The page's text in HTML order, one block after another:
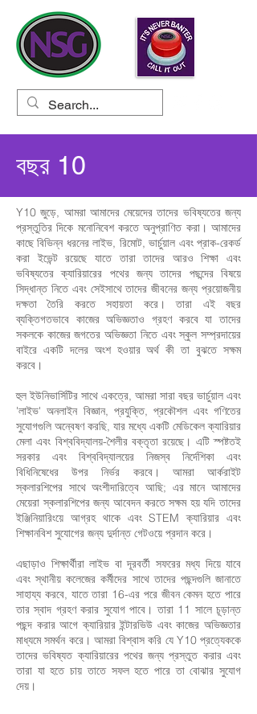
বছর 10
Y10 জুড়ে, আমরা আমাদের মেয়েদের তাদের ভবিষ্যতের জন্য
প্রস্তুতির দিকে মনোনিবেশ করতে অনুপ্রাণিত করা। আমাদের
কাছে বিভিন্ন ধরনের লাইভ, রিমোট, ভার্চুয়াল এবং প্রাক-রেকর্ড
করা ইভেন্ট রয়েছে যাতে তারা তাদের আরও শিক্ষা এবং
ভবিষ্যতের ক্যারিয়ারের পথের জন্য তাদের পছন্দের বিষয়ে
সিদ্ধান্ত নিতে এবং সেইসাথে তাদের জীবনের জন্য প্রয়োজনীয়
দক্ষতা তৈরি করতে সহায়তা করে। তারা এই বছর
ব্যক্তিগতভাবে কাজের অভিজ্ঞতাও গ্রহণ করবে যা তাদের
সকলকে কাজের জগতের অভিজ্ঞতা নিতে এবং স্কুল সম্প্রদায়ের
বাইরে একটি দলের অংশ হওয়ার অর্থ কী তা বুঝতে সক্ষম
করবে।
হুল ইউনিভার্সিটির সাথে একত্রে, আমরা সারা বছর ভার্চুয়াল এবং
'লাইভ' অনলাইন বিজ্ঞান, প্রযুক্তি, প্রকৌশল এবং গণিতের
সুযোগগুলি অন্বেষণ করছি, যার মধ্যে একটি মেডিকেল ক্যারিয়ার
মেলা এবং বিশ্ববিদ্যালয়-শৈলীর বক্তৃতা রয়েছে। এটি স্পষ্টতই
সরকার এবং বিশ্ববিদ্যালয়ের নিজস্ব নির্দেশিকা এবং
বিধিনিষেধের উপর নির্ভর করবে। আমরা আর্করাইট
স্কলারশিপের সাথে অংশীদারিত্বে আছি; এর মানে আমাদের
মেয়েরা স্কলারশিপের জন্য আবেদন করতে সক্ষম হয় যদি তাদের
ইঞ্জিনিয়ারিংয়ে আগ্রহ থাকে এবং STEM ক্যারিয়ার এবং
শিক্ষানবিশ সুযোগের জন্য দুর্দান্ত গেটওয়ে প্রদান করে।
এছাড়াও শিক্ষার্থীরা লাইভ বা দূরবর্তী সফরের মধ্য দিয়ে যাবে
এবং স্থানীয় কলেজের কর্মীদের সাথে তাদের পছন্দগুলি জানাতে
সাহায্য করবে, যাতে তারা 16-এর পরে জীবন কেমন হতে পারে
তার স্বাদ গ্রহণ করার সুযোগ পাবে। তারা 11 সালে চূড়ান্ত
পছন্দ করার আগে ক্যারিয়ার ইন্টারভিউ এবং কাজের অভিজ্ঞতার
মাধ্যমে সমর্থন করে। আমরা বিশ্বাস করি যে Y10 প্রত্যেককে
তাদের ভবিষ্যত ক্যারিয়ারের পথের জন্য প্রস্তুত করার এবং
তারা যা হতে চায় তাতে সফল হতে পারে তা বোঝার সুযোগ
দেয়।